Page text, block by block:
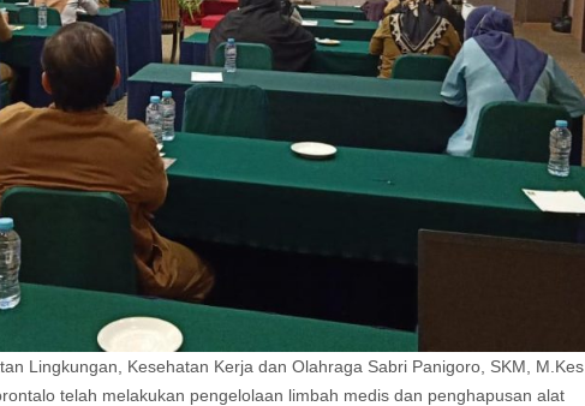
Lingkungan, Kesehatan Kerja dan Olahraga Sabri Panigoro, SKM, M.Kes
telah melakukan pengelolaan limbah medis dan penghapusan alat